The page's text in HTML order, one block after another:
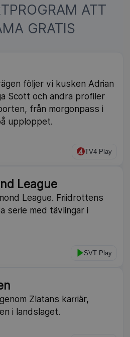
ATT
GRATIS
följer vi kusken Adrian
Scott och andra profiler
från morgonpass i
upploppet.
TV4 Play
League
League. Friidrottens
serie med tävlingar i
SVT Play
Zlatans karriär,
i landslaget.